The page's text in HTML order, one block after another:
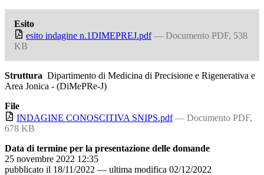
Esito
esito indagine n.1DIMEPREJ.pdf — Documento PDF, 538
KB
Struttura Dipartimento di Medicina di Precisione e Rigenerativa e
Area Jonica - (DiMePRe-J)
File
INDAGINE CONOSCITIVA SNIPS.pdf — Documento PDF,
678 KB
Data di termine per la presentazione delle domande
25 novembre 2022 12:35
pubblicato il 18/11/2022 — ultima modifica 02/12/2022